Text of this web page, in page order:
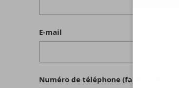
E-mail
Numéro de téléphone (facultatif)